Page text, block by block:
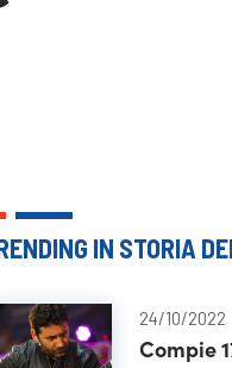
IN STORIA
24/10/2022
Compie